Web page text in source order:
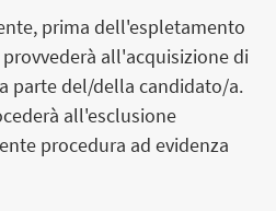
prima dell'espletamento
all'acquisizione di
parte del/della candidato/a.
all'esclusione
procedura ad evidenza